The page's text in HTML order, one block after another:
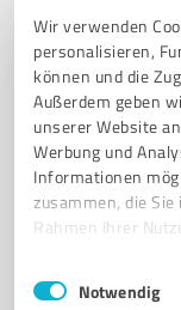
Wir verwenden
personalisieren,
können und die
Außerdem geben
unserer Website
Werbung und
Informationen
zusammen, die
Rahmen Ihrer
Impressum
Einwilligungsauswahl
Notwendig
6
FNG
FNG Immobilien
Baugrundstücke
Borsteler Str.